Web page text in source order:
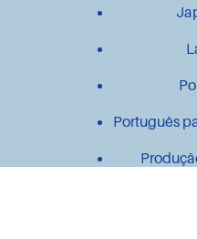
Português